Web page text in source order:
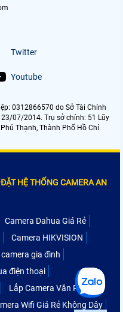
Twitter
Youtube
0312866570 do Sở Tài Chính
23/07/2014. Trụ sở chính: 51 Lũy
Thạnh, Thành Phố Hồ Chí
HỆ THỐNG CAMERA AN
Camera Dahua Giá Rẻ
Camera HIKVISION
gia đình
điện thoại
Lắp Camera Văn Phòng
Wifi Giá Rẻ Không Dây